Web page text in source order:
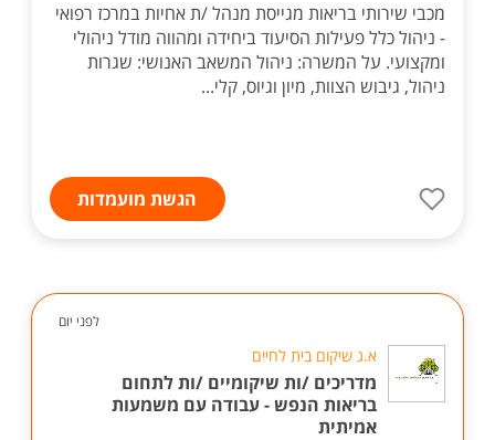
מכבי שירותי בריאות מגייסת מנהל /ת אחיות במרכז רפואי
- ניהול כלל פעילות הסיעוד ביחידה ומהווה מודל ניהולי
ומקצועי. על המשרה: ניהול המשאב האנושי: שגרות
ניהול, גיבוש הצוות, מיון וגיוס, קלי...
הגשת מועמדות
לפני יום
א.ג שיקום בית לחיים
מדריכים /ות שיקומיים /ות לתחום
בריאות הנפש - עבודה עם משמעות
אמיתית